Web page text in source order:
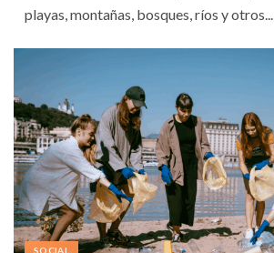
playas, montañas, bosques, ríos y otros...
SOCIAL